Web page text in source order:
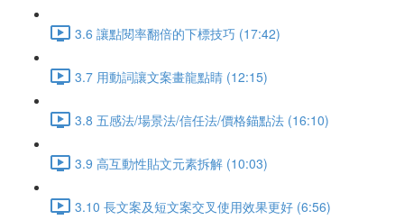
3.6 讓點閱率翻倍的下標技巧 (17:42)
3.7 用動詞讓文案畫龍點睛 (12:15)
3.8 五感法/場景法/信任法/價格錨點法 (16:10)
3.9 高互動性貼文元素拆解 (10:03)
3.10 長文案及短文案交叉使用效果更好 (6:56)